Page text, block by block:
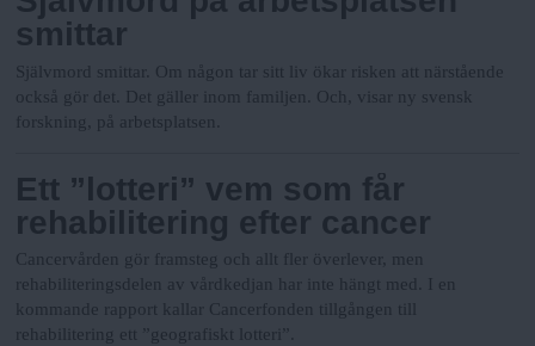
N
u
e
smittar
Självmord smittar. Om någon tar sitt liv ökar risken att närstående
också gör det. Det gäller inom familjen. Och, visar ny svensk
forskning, på arbetsplatsen.
Ett ”lotteri” vem som får
rehabilitering efter cancer
Cancervården gör framsteg och allt fler överlever, men
rehabiliteringsdelen av vårdkedjan har inte hängt med. I en
kommande rapport kallar Cancerfonden tillgången till
rehabilitering ett ”geografiskt lotteri”.